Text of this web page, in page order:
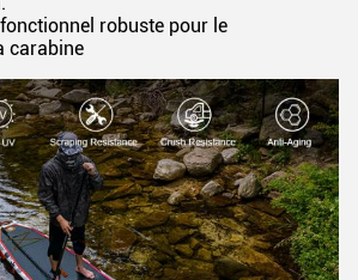
robuste pour le
carabine